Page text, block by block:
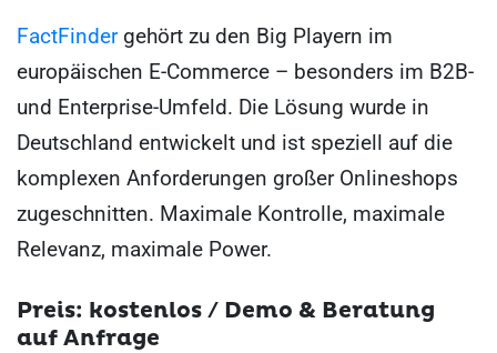
FactFindergehört zu den Big Playern im
europäischen E-Commerce – besonders im B2B-
und Enterprise-Umfeld. Die Lösung wurde in
Deutschland entwickelt und ist speziell auf die
komplexen Anforderungen großer Onlineshops
zugeschnitten. Maximale Kontrolle, maximale
Relevanz, maximale Power.
Preis: kostenlos / Demo & Beratung
auf Anfrage